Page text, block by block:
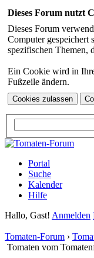
Dieses Forum nutzt
Dieses Forum
Computer gespeichert
spezifischen Themen,
Ein Cookie wird in
Fußzeile ändern.
Portal
Suche
Kalender
Hilfe
Hallo, Gast! Anmelden
Tomaten-Forum ›
Tomaten vom